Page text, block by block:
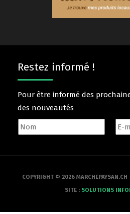
Restez informé !
Pour être informé des
des nouveautés
COPYRIGHT © 2026 MARCHEPAYSAN.CH
SITE : SOLUTIONS